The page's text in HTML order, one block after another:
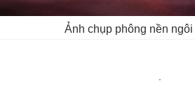
Ảnh chụp phông nền